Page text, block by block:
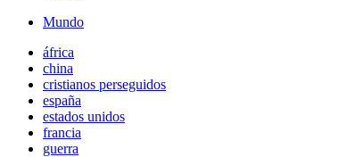
Mundo
áfrica
china
cristianos perseguidos
españa
estados unidos
francia
guerra